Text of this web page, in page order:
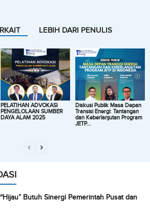
LEBIH DARI PENULIS
PELATIHAN ADVOKASI
PENGELOLAAN SUMBER
DAYA ALAM 2025
Diskusi Publik Masa Depan
Transisi Energi: Tantangan
dan Keberlanjutan Program
JETP...
Butuh Sinergi Pemerintah Pusat dan